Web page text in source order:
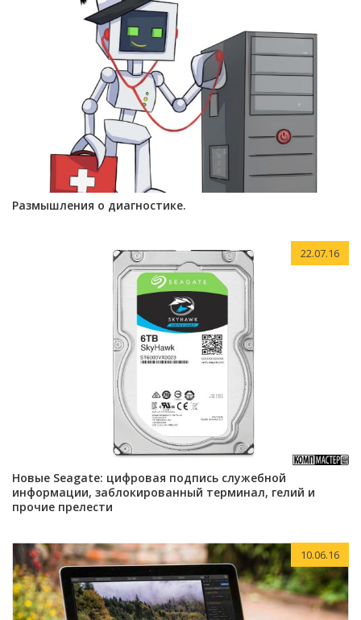
Размышления о диагностике.
22.07.16
Новые Seagate: цифровая подпись служебной
информации, заблокированный терминал, гелий и
прочие прелести
10.06.16